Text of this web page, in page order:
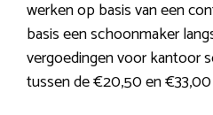
werken op basis van een
basis een schoonmaker
vergoedingen voor kantoor
tussen de €20,50 en